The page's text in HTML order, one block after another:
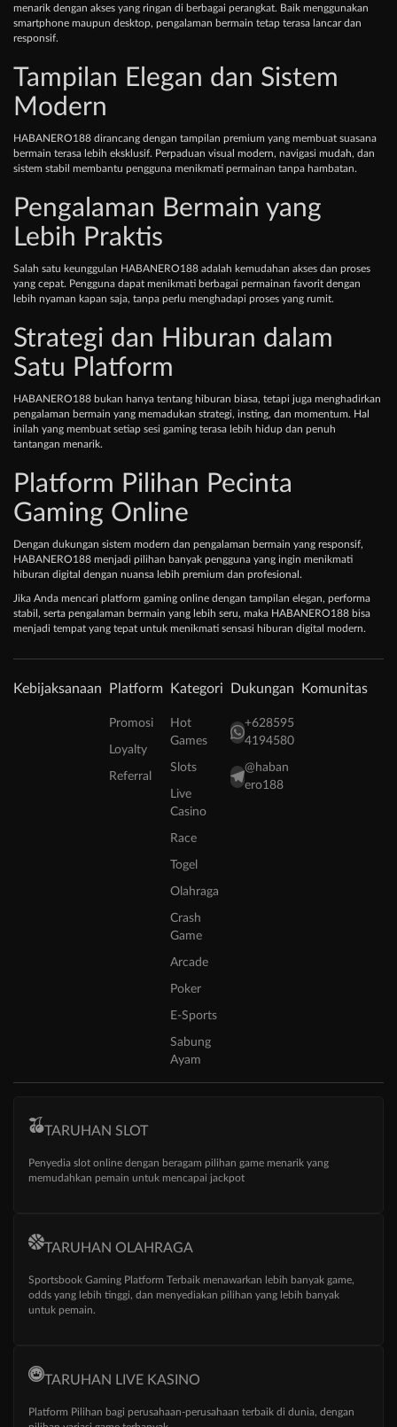
menarik dengan akses yang ringan di berbagai perangkat. Baik menggunakan
smartphone maupun desktop, pengalaman bermain tetap terasa lancar dan
responsif.
Tampilan Elegan dan Sistem
Modern
HABANERO188 dirancang dengan tampilan premium yang membuat suasana
bermain terasa lebih eksklusif. Perpaduan visual modern, navigasi mudah, dan
sistem stabil membantu pengguna menikmati permainan tanpa hambatan.
Pengalaman Bermain yang
Lebih Praktis
Salah satu keunggulan HABANERO188 adalah kemudahan akses dan proses
yang cepat. Pengguna dapat menikmati berbagai permainan favorit dengan
lebih nyaman kapan saja, tanpa perlu menghadapi proses yang rumit.
Strategi dan Hiburan dalam
Satu Platform
HABANERO188 bukan hanya tentang hiburan biasa, tetapi juga menghadirkan
pengalaman bermain yang memadukan strategi, insting, dan momentum. Hal
inilah yang membuat setiap sesi gaming terasa lebih hidup dan penuh
tantangan menarik.
Platform Pilihan Pecinta
Gaming Online
Dengan dukungan sistem modern dan pengalaman bermain yang responsif,
HABANERO188 menjadi pilihan banyak pengguna yang ingin menikmati
hiburan digital dengan nuansa lebih premium dan profesional.
Jika Anda mencari platform gaming online dengan tampilan elegan, performa
stabil, serta pengalaman bermain yang lebih seru, maka HABANERO188 bisa
menjadi tempat yang tepat untuk menikmati sensasi hiburan digital modern.
Kebijaksanaan Platform
Promosi
Loyalty
Referral
Kategori
Hot
Games
Slots
Live
Casino
Race
Togel
Olahraga
Crash
Game
Arcade
Poker
E-Sports
Sabung
Ayam
Dukungan
+628595
4194580
@haban
ero188
Komunitas
TARUHAN SLOT
Penyedia slot online dengan beragam pilihan game menarik yang
memudahkan pemain untuk mencapai jackpot
TARUHAN OLAHRAGA
Sportsbook Gaming Platform Terbaik menawarkan lebih banyak game,
odds yang lebih tinggi, dan menyediakan pilihan yang lebih banyak
untuk pemain.
TARUHAN LIVE KASINO
Platform Pilihan bagi perusahaan-perusahaan terbaik di dunia, dengan